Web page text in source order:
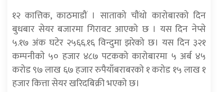
१२ कात्तिक, काठमाडौं । साताको चौंथो कारोबारको दिन
बुधबार सेयर बजारमा गिरावट आएको छ । यस दिन नेप्से
५.१७ अंक घटेर २५६६.१६ विन्दुमा झरेको छ। यस दिन ३२१
कम्पनीकाे ५० हजार ४८७ पटकको कारोबारमा ५ अर्ब ४५
करोड ९७ लाख ६७ हजार रुपैयाँबराबरको १ करोड १५ लाख १
हजार कित्ता सेयर खरिदबिक्री भएको छ।